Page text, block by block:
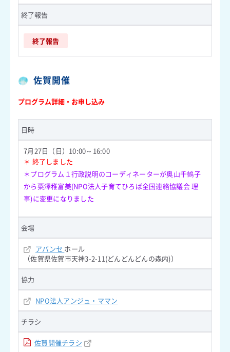
終了報告
終了報告
佐賀開催
プログラム詳細・お申し込み
日時
7月27日（日）10:00～16:00
＊ 終了しました
＊プログラム１行政説明のコーディネーターが奥山千鶴子
から粟澤稚富美(NPO法人子育てひろば全国連絡協議会 理
事)に変更になりました
会場
アバンセ ホール
（佐賀県佐賀市天神3-2-11(どんどんどんの森内)）
協力
NPO法人アンジュ・ママン
チラシ
佐賀開催チラシ